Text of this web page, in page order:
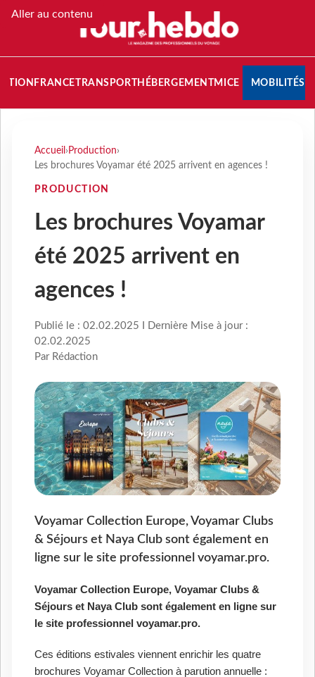
Aller au contenu
FRANCETRANSPORT HÉBERGEMENTMICE MOBILITÉS
Accueil › Production›
Les brochures Voyamar été 2025 arrivent en agences !
PRODUCTION
Les brochures Voyamar
été 2025 arrivent en
agences !
Publié le : 02.02.2025 I Dernière Mise à jour :
02.02.2025
Par Rédaction
Voyamar Collection Europe, Voyamar Clubs
& Séjours et Naya Club sont également en
ligne sur le site professionnel voyamar.pro.
Voyamar Collection Europe, Voyamar Clubs &
Séjours et Naya Club sont également en ligne sur
le site professionnel voyamar.pro.
Ces éditions estivales viennent enrichir les quatre
brochures Voyamar Collection à parution annuelle :